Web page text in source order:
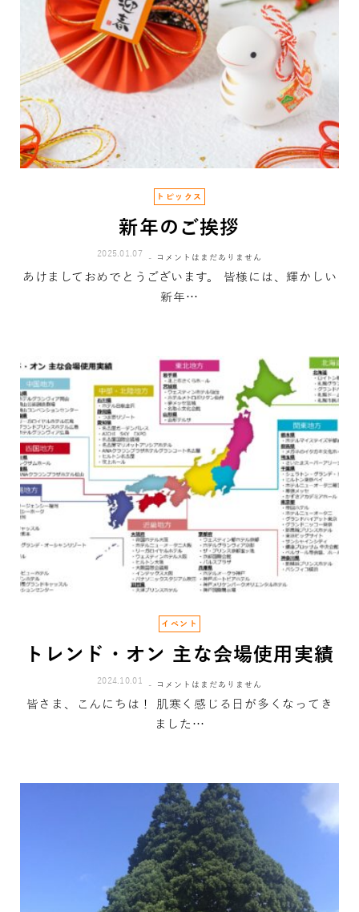
トピックス
新年のご挨拶
2025.01.07 コメントはまだありません
あけましておめでとうございます。 皆様には、輝かしい
新年…
イベント
トレンド・オン 主な会場使用実績
2024.10.01 コメントはまだありません
皆さま、こんにちは！ 肌寒く感じる日が多くなってき
ました…